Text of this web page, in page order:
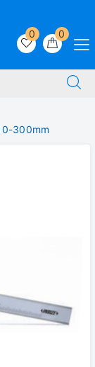
0
0
300mm